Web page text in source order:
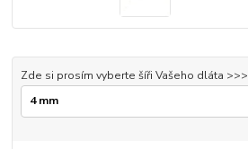
Zde si prosím vyberte šíři Vašeho dláta >>>